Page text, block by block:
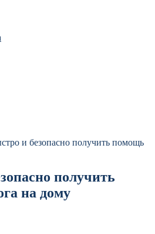
и безопасно получить помощь
получить
на дому